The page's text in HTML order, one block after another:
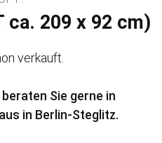
ca. 209 x 92 cm)
verkauft.
Sie gerne in
in Berlin-Steglitz.